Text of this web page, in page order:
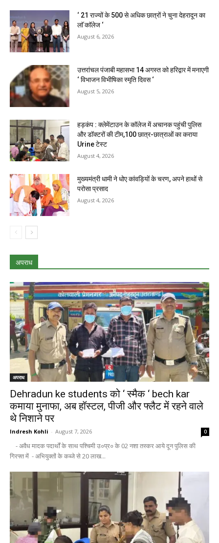
‘ 21 राज्यों के 500 से अधिक छात्रों ने चुना देहरादून का
लाॅ काॅलेज ‘
August 6, 2026
उत्तरांचल पंजाबी महासभा 14 अगस्त को हरिद्वार में मनाएगी
‘ विभाजन विभीषिका स्मृति दिवस ‘
August 5, 2026
हड़कंप : क्लेमेंटाउन के कॉलेज में अचानक पहुंची पुलिस
और डॉक्टरों की टीम,100 छात्र-छात्राओं का कराया
Urine टेस्ट
August 4, 2026
मुख्यमंत्री धामी ने धोए कांवड़ियों के चरण, अपने हाथों से
परोसा प्रसाद
August 4, 2026
अपराध
अपराध
Dehradun ke students को ‘ स्मैक ‘ bech kar
कमाया मुनाफा, अब हॉस्टल, पीजी और फ्लैट में रहने वाले
थे निशाने पर
Indresh Kohli - August 7, 2026 0
- अवैध मादक पदार्थों के साथ पश्चिमी उ०प्र० के 02 नशा तस्कर आये दून पुलिस की
गिरफ्त में - अभियुक्तों के कब्जे से 20 लाख...